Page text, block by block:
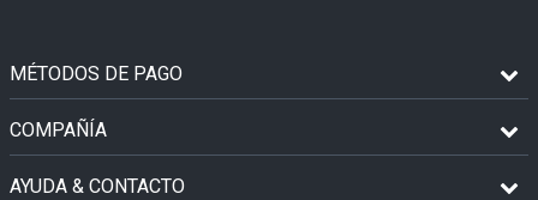
MÉTODOS DE PAGO
COMPAÑÍA
AYUDA & CONTACTO